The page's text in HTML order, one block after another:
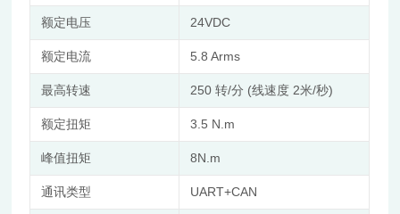
额定电压 24VDC
额定电流 5.8 Arms
最高转速 250 转/分 (线速度 2米/秒)
额定扭矩 3.5 N.m
峰值扭矩 8N.m
通讯类型 UART+CAN